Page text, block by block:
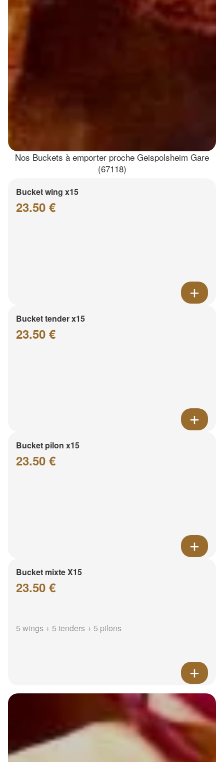
Nos Buckets à emporter proche Geispolsheim Gare
(67118)
Bucket wing x15
23.50 €
Bucket tender x15
23.50 €
Bucket pilon x15
23.50 €
Bucket mixte X15
23.50 €
5 wings + 5 tenders + 5 pilons